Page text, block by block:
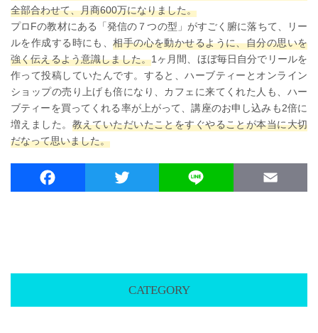
全部合わせて、月商600万になりました。
プロFの教材にある「発信の７つの型」がすごく腑に落ちて、リー
ルを作成する時にも、相手の心を動かせるように、自分の思いを
強く伝えるよう意識しました。1ヶ月間、ほぼ毎日自分でリールを
作って投稿していたんです。すると、ハーブティーとオンライン
ショップの売り上げも倍になり、カフェに来てくれた人も、ハー
ブティーを買ってくれる率が上がって、講座のお申し込みも2倍に
増えました。 教えていただいたことをすぐやることが本当に大切
だなって思いました。
a
o
w
e
r
i
CATEGORY